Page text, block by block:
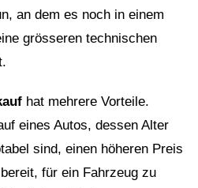
an dem es noch in einem
grösseren technischen
hat mehrere Vorteile.
eines Autos, dessen Alter
sind, einen höheren Preis
für ein Fahrzeug zu